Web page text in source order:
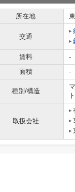
所在地
交通
賃料
-
面積
-
種別/構造
ト
取扱会社